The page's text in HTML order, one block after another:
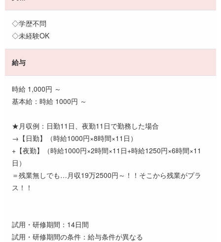
◇学歴不問
◇未経験OK
給与
時給 1,000円 ～
基本給：時給 1000円 ～
★月収例：日勤11日、夜勤11日で勤務した場合
→【日勤】（時給1000円×8時間×11日）
+【夜勤】（時給1000円×2時間×11日+時給1250円×6時間×11
日）
＝残業無しでも…月収19万2500円～！！そこから残業がプラ
ス！！
試用・研修期間：14日間
試用・研修期間の条件：給与条件が異なる